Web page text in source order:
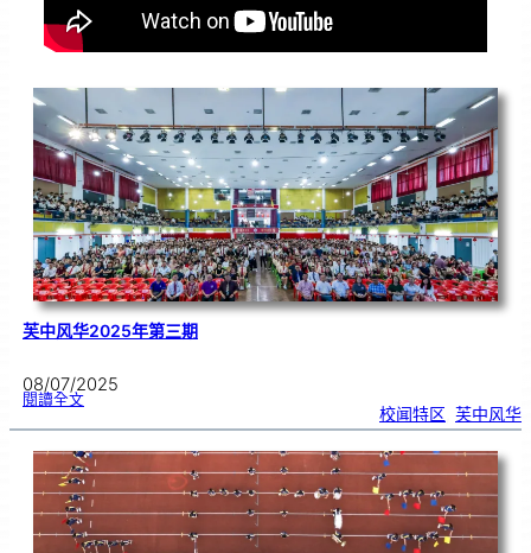
芙中风华2025年第三期
08/07/2025
閱讀全文:芙
华
0
2
5
年
第
三
期
校闻特区 芙中风华